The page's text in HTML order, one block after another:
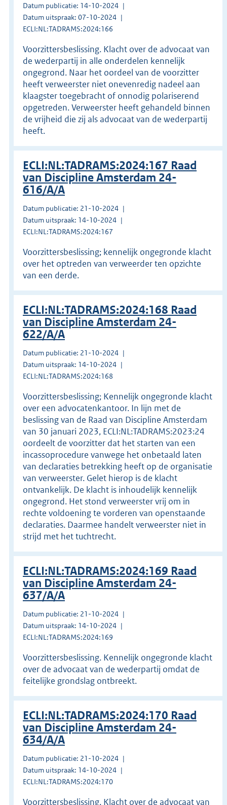
Datum publicatie: 14-10-2024
Datum uitspraak: 07-10-2024
ECLI:NL:TADRAMS:2024:166
Voorzittersbeslissing. Klacht over de advocaat van
de wederpartij in alle onderdelen kennelijk
ongegrond. Naar het oordeel van de voorzitter
heeft verweerster niet onevenredig nadeel aan
klaagster toegebracht of onnodig polariserend
opgetreden. Verweerster heeft gehandeld binnen
de vrijheid die zij als advocaat van de wederpartij
heeft.
ECLI:NL:TADRAMS:2024:167 Raad
van Discipline Amsterdam 24-
616/A/A
Datum publicatie: 21-10-2024
Datum uitspraak: 14-10-2024
ECLI:NL:TADRAMS:2024:167
Voorzittersbeslissing; kennelijk ongegronde klacht
over het optreden van verweerder ten opzichte
van een derde.
ECLI:NL:TADRAMS:2024:168 Raad
van Discipline Amsterdam 24-
622/A/A
Datum publicatie: 21-10-2024
Datum uitspraak: 14-10-2024
ECLI:NL:TADRAMS:2024:168
Voorzittersbeslissing; Kennelijk ongegronde klacht
over een advocatenkantoor. In lijn met de
beslissing van de Raad van Discipline Amsterdam
van 30 januari 2023, ECLI:NL:TADRAMS:2023:24
oordeelt de voorzitter dat het starten van een
incassoprocedure vanwege het onbetaald laten
van declaraties betrekking heeft op de organisatie
van verweerster. Gelet hierop is de klacht
ontvankelijk. De klacht is inhoudelijk kennelijk
ongegrond. Het stond verweerster vrij om in
rechte voldoening te vorderen van openstaande
declaraties. Daarmee handelt verweerster niet in
strijd met het tuchtrecht.
ECLI:NL:TADRAMS:2024:169 Raad
van Discipline Amsterdam 24-
637/A/A
Datum publicatie: 21-10-2024
Datum uitspraak: 14-10-2024
ECLI:NL:TADRAMS:2024:169
Voorzittersbeslissing. Kennelijk ongegronde klacht
over de advocaat van de wederpartij omdat de
feitelijke grondslag ontbreekt.
ECLI:NL:TADRAMS:2024:170 Raad
van Discipline Amsterdam 24-
634/A/A
Datum publicatie: 21-10-2024
Datum uitspraak: 14-10-2024
ECLI:NL:TADRAMS:2024:170
Voorzittersbeslissing. Klacht over de advocaat van